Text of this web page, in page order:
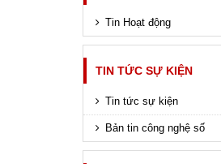
Tin Hoạt động
TIN TỨC SỰ KIỆN
Tin tức sự kiện
Bản tin công nghệ số